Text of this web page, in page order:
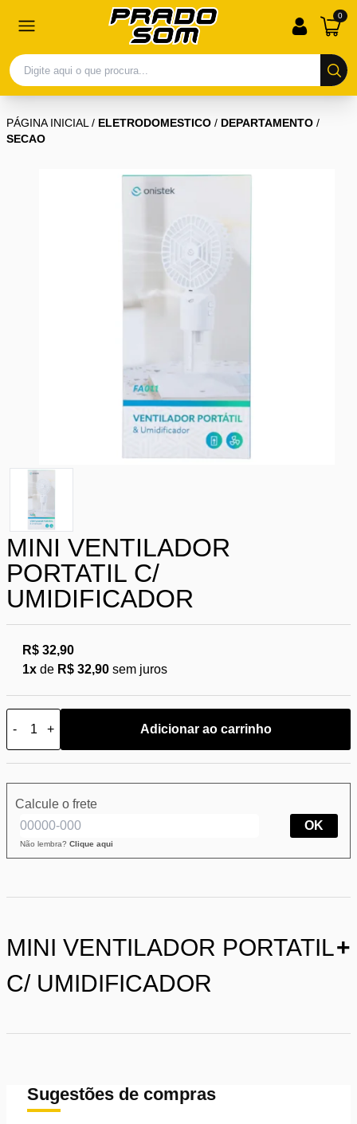
0
PÁGINA INICIAL/ ELETRODOMESTICO / DEPARTAMENTO /
SECAO
MINI VENTILADOR
PORTATIL C/
UMIDIFICADOR
R$ 32,90
1x de R$ 32,90 sem juros
- + Adicionar ao carrinho
Calcule o frete
Não lembra? Clique aqui
OK
MINI VENTILADOR PORTATIL
C/ UMIDIFICADOR
+
Sugestões de compras